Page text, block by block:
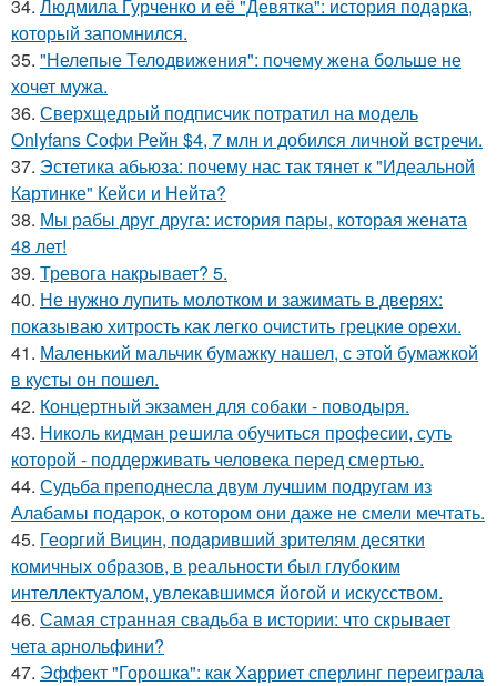
34. Людмила Гурченко и её "Девятка": история подарка,
который запомнился.
35. "Нелепые Телодвижения": почему жена больше не
хочет мужа.
36. Сверхщедрый подписчик потратил на модель
Onlyfans Софи Рейн $4, 7 млн и добился личной встречи.
37. Эстетика абьюза: почему нас так тянет к "Идеальной
Картинке" Кейси и Нейта?
38. Мы рабы друг друга: история пары, которая жената
48 лет!
39. Тревога накрывает? 5.
40. Не нужно лупить молотком и зажимать в дверях:
показываю хитрость как легко очистить грецкие орехи.
41. Маленький мальчик бумажку нашел, с этой бумажкой
в кусты он пошел.
42. Концертный экзамен для собаки - поводыря.
43. Николь кидман решила обучиться професии, суть
которой - поддерживать человека перед смертью.
44. Судьба преподнесла двум лучшим подругам из
Алабамы подарок, о котором они даже не смели мечтать.
45. Георгий Вицин, подаривший зрителям десятки
комичных образов, в реальности был глубоким
интеллектуалом, увлекавшимся йогой и искусством.
46. Самая странная свадьба в истории: что скрывает
чета арнольфини?
47. Эффект "Горошка": как Харриет сперлинг переиграла